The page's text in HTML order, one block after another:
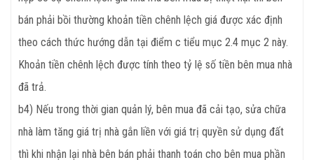
bán phải bồi thường khoản tiền chênh lệch giá được xác định
theo cách thức hướng dẫn tại điểm c tiểu mục 2.4 mục 2 này.
Khoản tiền chênh lệch được tính theo tỷ lệ số tiền bên mua nhà
đã trả.
b4) Nếu trong thời gian quản lý, bên mua đã cải tạo, sửa chữa
nhà làm tăng giá trị nhà gắn liền với giá trị quyền sử dụng đất
thì khi nhận lại nhà bên bán phải thanh toán cho bên mua phần